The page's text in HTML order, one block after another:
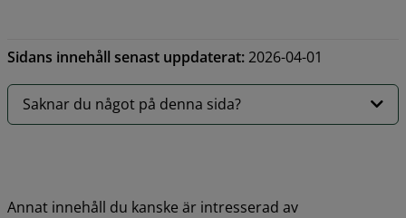
Sidans innehåll senast uppdaterat:2026-04-01
Saknar du något på denna sida?
Annat innehåll du kanske är intresserad av